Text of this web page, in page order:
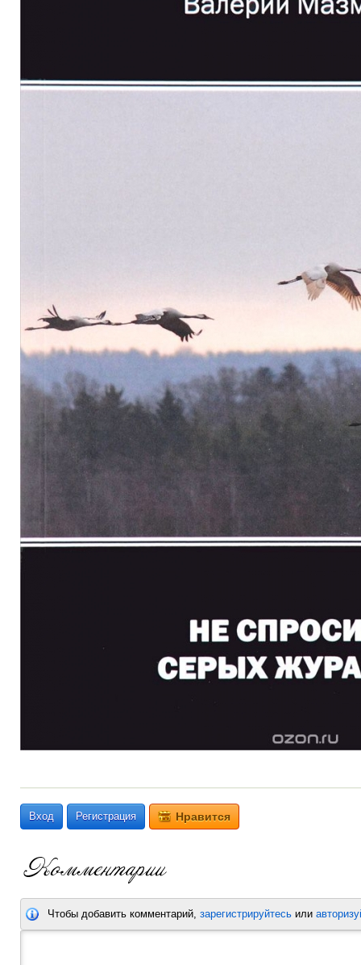
Вход Регистрация Нравится
Чтобы добавить комментарий, зарегистрируйтесь или